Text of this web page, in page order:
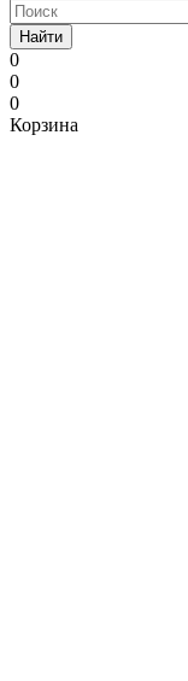
Найти
0
0
0
Корзина